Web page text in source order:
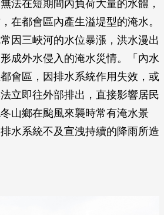
法在短期間內負荷大量的水體，
在都會區內產生溢堤型的淹水。
因三峽河的水位暴漲，洪水漫出
成外水侵入的淹水災情。「內水
會區，因排水系統作用失效，或
立即往外部排出，直接影響居民
山鄉在颱風來襲時常有淹水景
水系統不及宣洩持續的降雨所造